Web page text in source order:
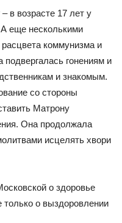
в возрасте 17 лет у
А еще несколькими
коммунизма и
гонениям и
и знакомым.
со стороны
Матрону
Она продолжала
исцелять хвори
о здоровье
только о выздоровлении